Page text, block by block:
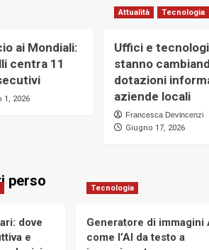
ai Mondiali:
centra 11
1, 2026
Attualità Tecnologia
Uffici e
stanno
dotazioni
aziende locali
Francesca Devincenzi
Giugno 17, 2026
perso
dove
e
Tecnologia
Generatore di immagini
come l’AI da testo a